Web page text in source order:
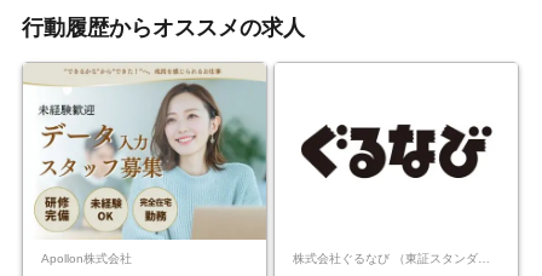
行動履歴からオススメの求人
Apollon株式会社 株式会社ぐるなび （東証スタンダード上場）